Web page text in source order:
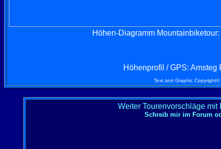
Höhen-Diagramm
Höhenprofil / GPS: Amsteg
Text and Graphic
Weiter Tourenvorschläge
Schreib mir im Forum